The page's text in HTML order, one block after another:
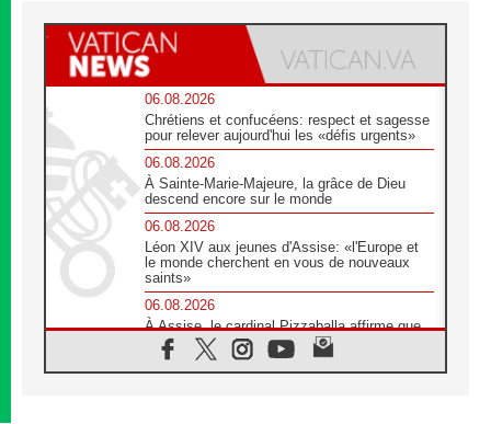
06.08.2026
Chrétiens et confucéens: respect et sagesse
pour relever aujourd'hui les «défis urgents»
06.08.2026
À Sainte-Marie-Majeure, la grâce de Dieu
descend encore sur le monde
06.08.2026
Léon XIV aux jeunes d'Assise: «l'Europe et
le monde cherchent en vous de nouveaux
saints»
06.08.2026
À Assise, le cardinal Pizzaballa affirme que
«les chrétiens veulent la paix»
06.08.2026